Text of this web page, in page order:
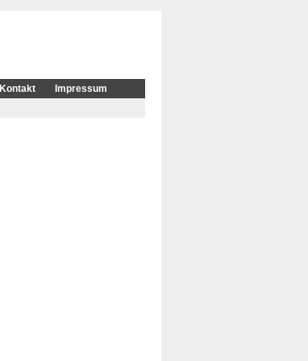
Kontakt
Impressum